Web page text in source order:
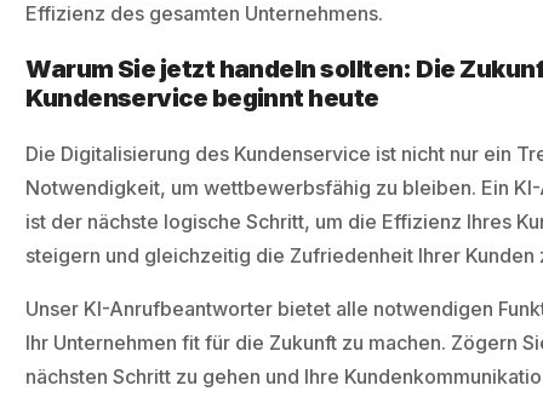
Effizienz des gesamten Unternehmens.
Warum Sie jetzt handeln sollten: Die
Kundenservice beginnt heute
Die Digitalisierung des Kundenservice ist nicht nur ein
Notwendigkeit, um wettbewerbsfähig zu bleiben. Ein
ist der nächste logische Schritt, um die Effizienz Ihres
steigern und gleichzeitig die Zufriedenheit Ihrer Kunden
Unser KI-Anrufbeantworter bietet alle notwendigen
Ihr Unternehmen fit für die Zukunft zu machen. Zögern
nächsten Schritt zu gehen und Ihre